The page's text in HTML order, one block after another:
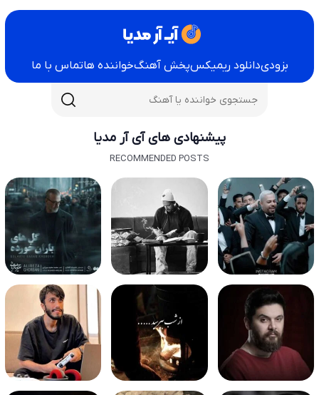
بزودیدانلود ریمیکسپخش آهنگخواننده هاتماس با ما
پیشنهادی های آی آر مدیا
RECOMMENDED POSTS